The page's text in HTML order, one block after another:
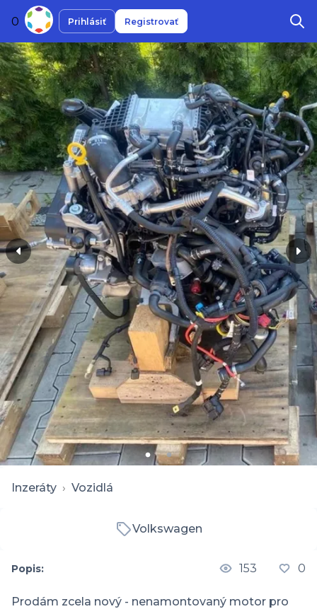
0 Prihlásiť Registrovať
Inzeráty › Vozidlá
Volkswagen
Popis:
Prodám zcela nový - nenamontovaný motor pro
153 0